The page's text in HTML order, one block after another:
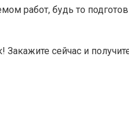
работ, будь то
сейчас и